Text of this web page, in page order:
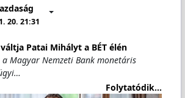
20. 21:31
Patai Mihályt a BÉT élén
Magyar Nemzeti Bank monetáris
Folytatódik...